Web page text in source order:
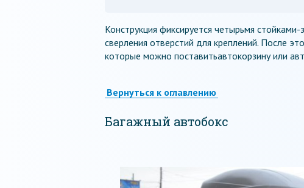
Конструкция фиксируется четырьмя
сверления отверстий для креплений. После
которые можно поставитьавтокорзину или
Вернуться к оглавлению
Багажный автобокс